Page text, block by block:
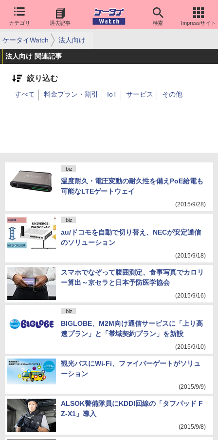
カテゴリ 過去記事 検索 Impressサイト
ケータイWatch 法人向け
法人向け 関連記事
絞り込む
すべて 料金プラン・割引 IoT サービス その他
.biz
温度耐久・電圧変動の耐久性を備えPoE給電も
可能なLTEゲートウェイ
(2015/9/28)
.biz
au/ドコモを自動で切り替え、NECが安定通信
のソリューション
(2015/9/18)
スマホでなぞって腹囲測定、食事写真でカロリ
ー算出～京セラと日本予防医学協会
(2015/9/16)
.biz
BIGLOBE、M2M向け通信サービスに「上り高
速プラン」と「帯域契約プラン」を新設
(2015/9/10)
観光バスにWi-Fi、ファイバーゲートがソリュ
ーション
(2015/9/9)
ALSOK警備隊員にKDDI回線の「タフパッド F
Z-X1」導入
(2015/9/8)